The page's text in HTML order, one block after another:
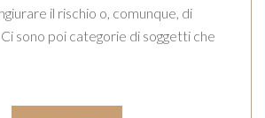
il rischio o, comunque, di
sono poi categorie di soggetti che